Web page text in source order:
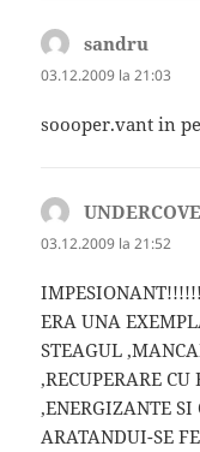
sandru
03.12.2009 la 21:03
soooper.vant in
03.12.2009 la 21:52
ERA UNA
STEAGUL
,RECUPERARE
,ENERGIZANTE SI
ARATANDUI-SE